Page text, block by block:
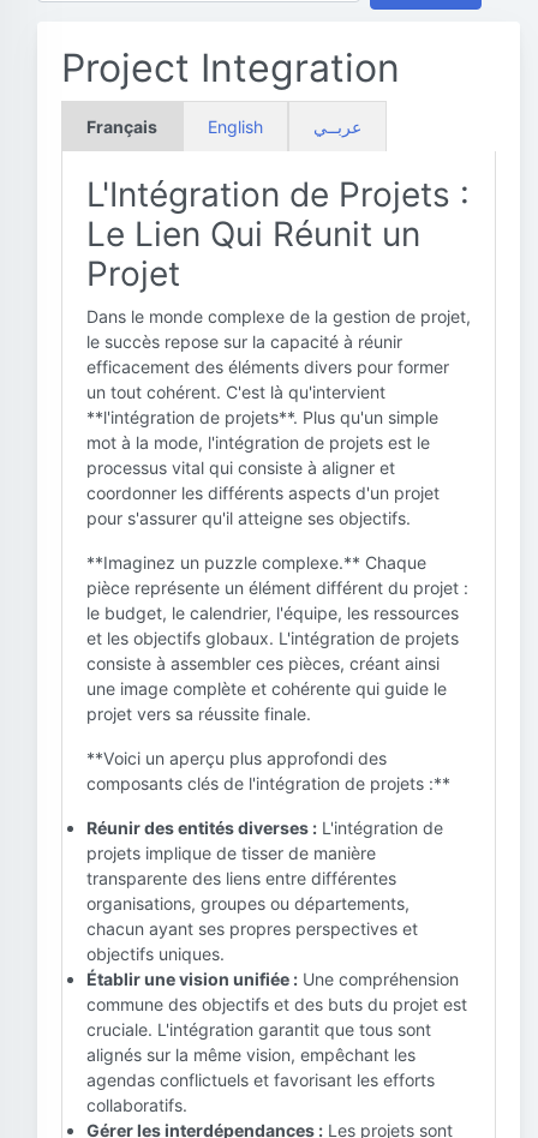
Project Integration
Français English عربــي
L'Intégration de Projets :
Le Lien Qui Réunit un
Projet
Dans le monde complexe de la gestion de projet,
le succès repose sur la capacité à réunir
efficacement des éléments divers pour former
un tout cohérent. C'est là qu'intervient
**l'intégration de projets**. Plus qu'un simple
mot à la mode, l'intégration de projets est le
processus vital qui consiste à aligner et
coordonner les différents aspects d'un projet
pour s'assurer qu'il atteigne ses objectifs.
**Imaginez un puzzle complexe.** Chaque
pièce représente un élément différent du projet :
le budget, le calendrier, l'équipe, les ressources
et les objectifs globaux. L'intégration de projets
consiste à assembler ces pièces, créant ainsi
une image complète et cohérente qui guide le
projet vers sa réussite finale.
**Voici un aperçu plus approfondi des
composants clés de l'intégration de projets :**
Réunir des entités diverses : L'intégration de
projets implique de tisser de manière
transparente des liens entre différentes
organisations, groupes ou départements,
chacun ayant ses propres perspectives et
objectifs uniques.
Établir une vision unifiée : Une compréhension
commune des objectifs et des buts du projet est
cruciale. L'intégration garantit que tous sont
alignés sur la même vision, empêchant les
agendas conflictuels et favorisant les efforts
collaboratifs.
Gérer les interdépendances : Les projets sont